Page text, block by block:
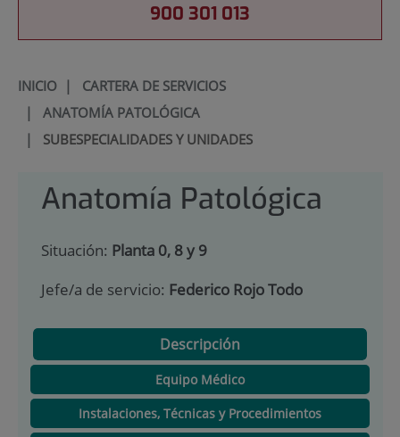
900 301 013
INICIO| CARTERA DE SERVICIOS
| ANATOMÍA PATOLÓGICA
| SUBESPECIALIDADES Y UNIDADES
Anatomía Patológica
Situación: Planta 0, 8 y 9
Jefe/a de servicio: Federico Rojo Todo
Descripción
Equipo Médico
Instalaciones, Técnicas y Procedimientos